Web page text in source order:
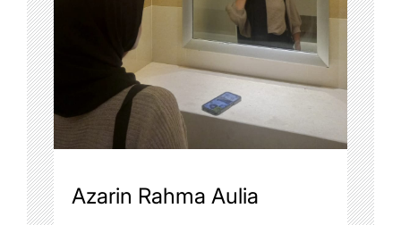
Azarin Rahma Aulia